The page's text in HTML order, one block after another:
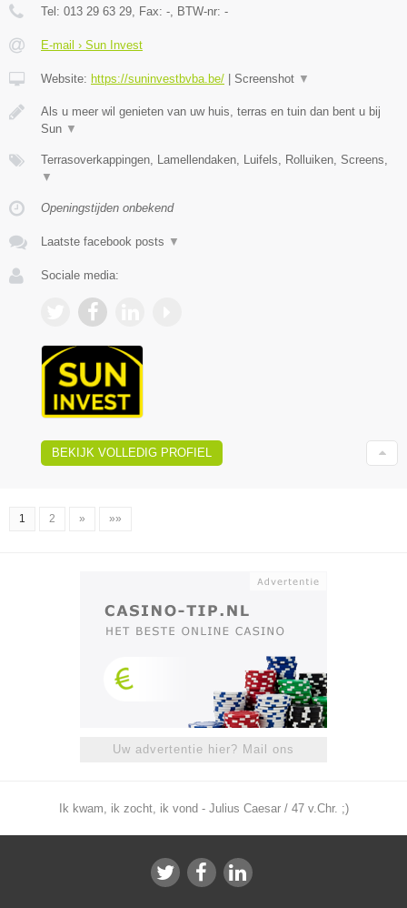
Tel: 013 29 63 29 , Fax: - , BTW-nr: -
E-mail › Sun Invest
Website: https://suninvestbvba.be/ Screenshot ▼
Als u meer wil genieten van uw huis, terras en tuin dan bent u bij
Sun ▼
Terrasoverkappingen, Lamellendaken, Luifels, Rolluiken, Screens,
▼
Openingstijden onbekend
Laatste facebook posts ▼
Sociale media:
BEKIJK VOLLEDIG PROFIEL
1 2 » »»
Uw advertentie hier? Mail ons
Ik kwam, ik zocht, ik vond - Julius Caesar / 47 v.Chr. ;)